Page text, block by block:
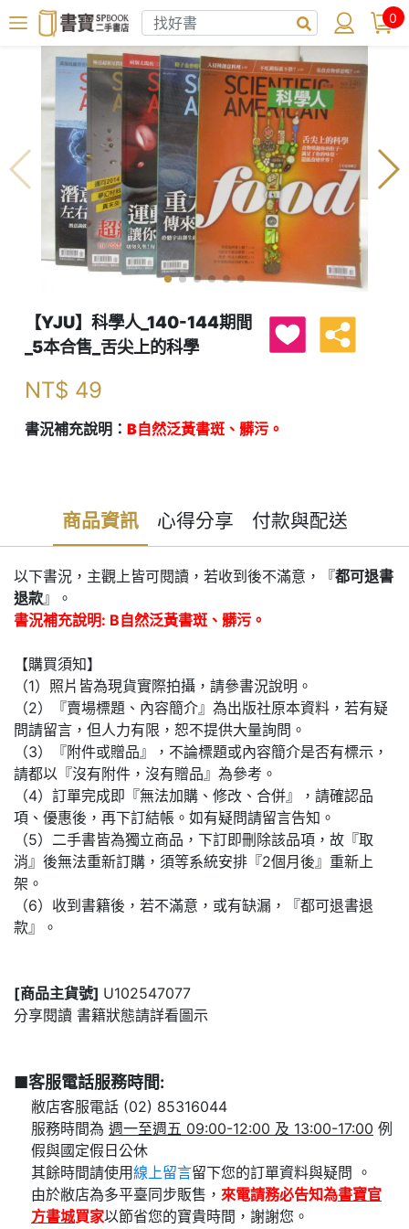
0
【YJU】科學人_140-144期間
_5本合售_舌尖上的科學
NT$ 49
書況補充說明： B自然泛黃書斑、髒污。
商品資訊 心得分享 付款與配送
以下書況，主觀上皆可閱讀，若收到後不滿意，『都可退書
退款』。
書況補充說明: B自然泛黃書斑、髒污。
【購買須知】
（1）照片皆為現貨實際拍攝，請參書況說明。
（2）『賣場標題、內容簡介』為出版社原本資料，若有疑
問請留言，但人力有限，恕不提供大量詢問。
（3）『附件或贈品』，不論標題或內容簡介是否有標示，
請都以『沒有附件，沒有贈品』為參考。
（4）訂單完成即『無法加購、修改、合併』，請確認品
項、優惠後，再下訂結帳。如有疑問請留言告知。
（5）二手書皆為獨立商品，下訂即刪除該品項，故『取
消』後無法重新訂購，須等系統安排『2個月後』重新上
架。
（6）收到書籍後，若不滿意，或有缺漏，『都可退書退
款』。
[商品主貨號] U102547077
分享閱讀 書籍狀態請詳看圖示
■客服電話服務時間:
敝店客服電話 (02) 85316044
服務時間為 週一至週五 09:00-12:00 及 13:00-17:00 例
假與國定假日公休
其餘時間請使用線上留言
留下您的訂單資料與疑問 。
由於敝店為多平臺同步販售， 來電請務必告知為書寶官
方書城買家以節省您的寶貴時間，謝謝您。